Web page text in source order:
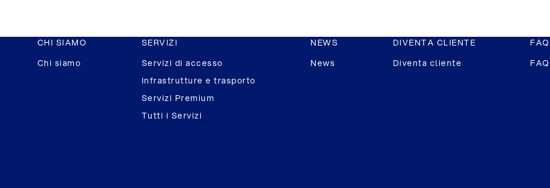
CHI SIAMO
Chi siamo
SERVIZI
Servizi di accesso
Infrastrutture e trasporto
Servizi Premium
Tutti i Servizi
NEWS
News
DIVENTA CLIENTE
Diventa cliente
FAQ
FAQ